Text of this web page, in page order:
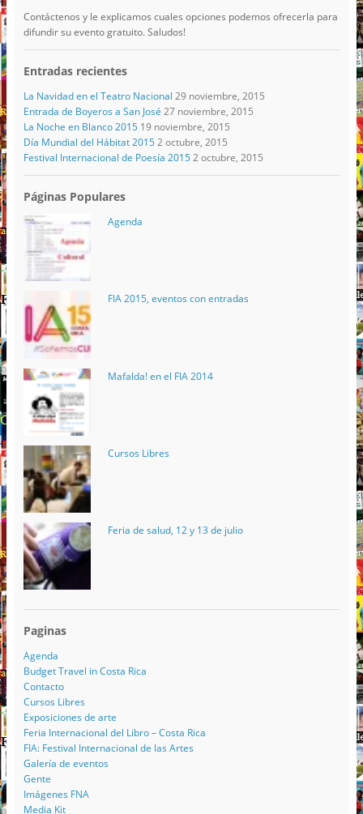
Contáctenos y le explicamos cuales opciones podemos ofrecerla para
difundir su evento gratuito. Saludos!
Entradas recientes
La Navidad en el Teatro Nacional 29 noviembre, 2015
Entrada de Boyeros a San José 27 noviembre, 2015
La Noche en Blanco 2015 19 noviembre, 2015
Día Mundial del Hábitat 2015 2 octubre, 2015
Festival Internacional de Poesía 2015 2 octubre, 2015
Páginas Populares
Agenda
FIA 2015, eventos con entradas
Mafalda! en el FIA 2014
Cursos Libres
Feria de salud, 12 y 13 de julio
Paginas
Agenda
Budget Travel in Costa Rica
Contacto
Cursos Libres
Exposiciones de arte
Feria Internacional del Libro – Costa Rica
FIA: Festival Internacional de las Artes
Galería de eventos
Gente
Imágenes FNA
Media Kit